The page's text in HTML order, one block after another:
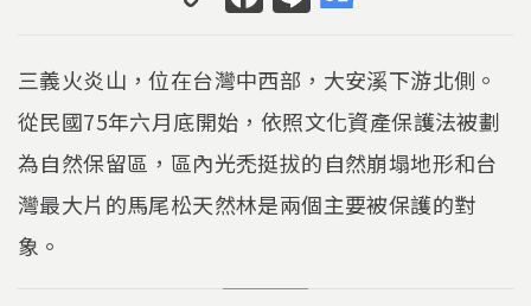
o
p
y
Li
n
k
a
c
e
b
o
o
n
e
三義火炎山，位在台灣中西部，大安溪下游北側。
從民國75年六月底開始，依照文化資產­保護法被劃
為自然保留區，區內光禿挺拔的自然崩塌地形和台
灣最大片的馬尾松天然林是兩­個主要被保護的對
象。